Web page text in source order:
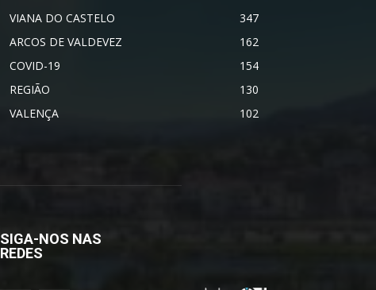
VIANA DO CASTELO
347
ARCOS DE VALDEVEZ
162
COVID-19
154
REGIÃO
130
VALENÇA
102
SIGA-NOS NAS
REDES